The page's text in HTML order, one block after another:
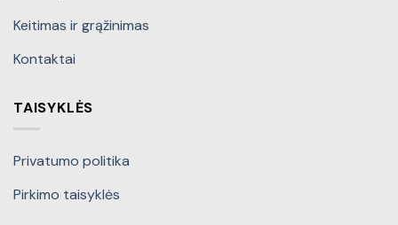
Keitimas ir grąžinimas
Kontaktai
TAISYKLĖS
Privatumo politika
Pirkimo taisyklės